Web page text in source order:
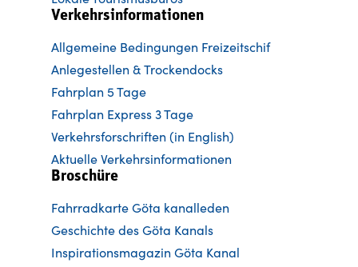
Verkehrsinformationen
Allgemeine Bedingungen Freizeitschif
Anlegestellen & Trockendocks
Fahrplan 5 Tage
Fahrplan Express 3 Tage
Verkehrsforschriften (in English)
Aktuelle Verkehrsinformationen
Broschüre
Fahrradkarte Göta kanalleden
Geschichte des Göta Kanals
Inspirationsmagazin Göta Kanal